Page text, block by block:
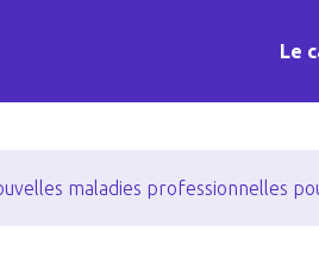
Le
maladies professionnelles